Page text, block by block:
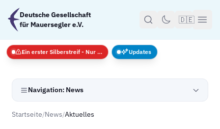
Zum Hauptinhalt springen
Deutsche Gesellschaft
für Mauersegler e.V.
🇩🇪
Navigation: News
Startseite/News/Aktuelles
Ein erster Silberstreif - Nur Notfälle Updates